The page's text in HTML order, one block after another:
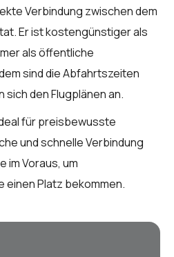
Verbindung zwischen dem
Er ist kostengünstiger als
als öffentliche
sind die Abfahrtszeiten
den Flugplänen an.
für preisbewusste
und schnelle Verbindung
im Voraus, um
einen Platz bekommen.